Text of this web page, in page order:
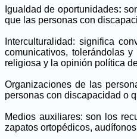
Igualdad de oportunidades:
que las personas con
Interculturalidad: significa
comunicativos, tolerándolas
religiosa y la opinión política
Organizaciones de las
personas con discapacidad o
Medios auxiliares: son los
zapatos ortopédicos,